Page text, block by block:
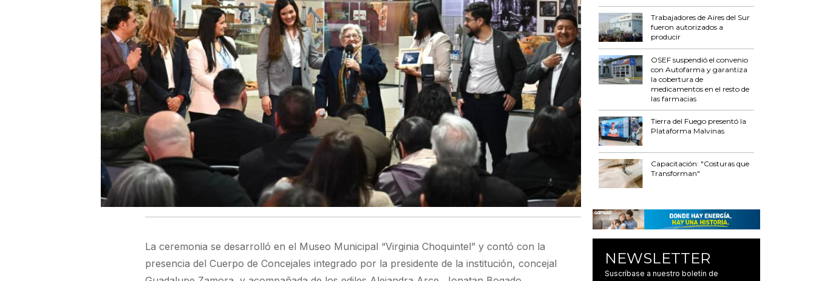
La ceremonia se desarrolló en el Museo Municipal “Virginia Choquintel” y contó con la
presencia del Cuerpo de Concejales integrado por la presidente de la institución, concejal
Trabajadores de Aires del Sur
fueron autorizados a
producir
OSEF suspendió el convenio
con Autofarma y garantiza
la cobertura de
medicamentos en el resto de
las farmacias
Tierra del Fuego presentó la
Plataforma Malvinas
Capacitación: "Costuras que
Transforman"
NEWSLETTER
Suscríbase a nuestro boletín de